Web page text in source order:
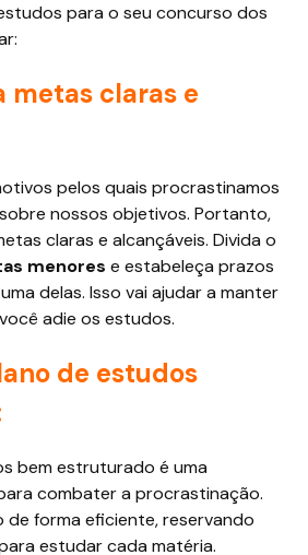
para o seu concurso dos
metas claras e
pelos quais procrastinamos
nossos objetivos. Portanto,
claras e alcançáveis. Divida o
menores e estabeleça prazos
delas. Isso vai ajudar a manter
adie os estudos.
de estudos
bem estruturado é uma
combater a procrastinação.
de forma eficiente, reservando
estudar cada matéria.